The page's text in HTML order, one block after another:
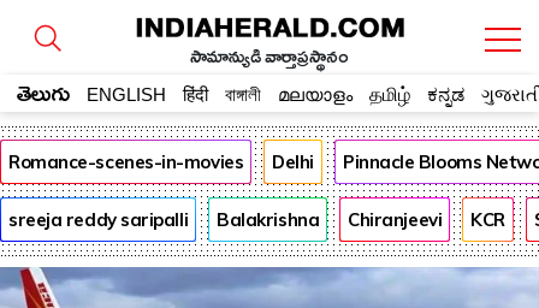
సామాన్యుడి వార్తాప్రస్థానం
తెలుగు ENGLISH हिंदी বাঙ্গালী മലയാളം தமிழ் ಕನ್ನಡ
Romance-scenes-in-movies Delhi Pinnacle Blooms
sreeja reddy saripalli Balakrishna Chiranjeevi KCR